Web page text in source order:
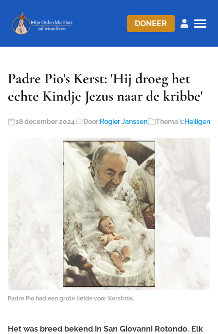
DONEER
Padre Pio's Kerst: 'Hij droeg het
echte Kindje Jezus naar de kribbe'
18 december 2024 Door:Rogier Janssen Thema's:Heiligen
Padre Pio had een grote liefde voor Kerstmis.
Het was breed bekend in San Giovanni Rotondo. Elk